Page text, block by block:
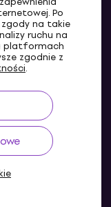
Po
na takie
ruchu na
platformach
zgodnie z
.